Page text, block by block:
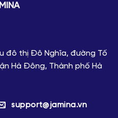
đô thị Đô Nghĩa, đường Tố
Hà Đông, Thành phố Hà
support@jamina.vn